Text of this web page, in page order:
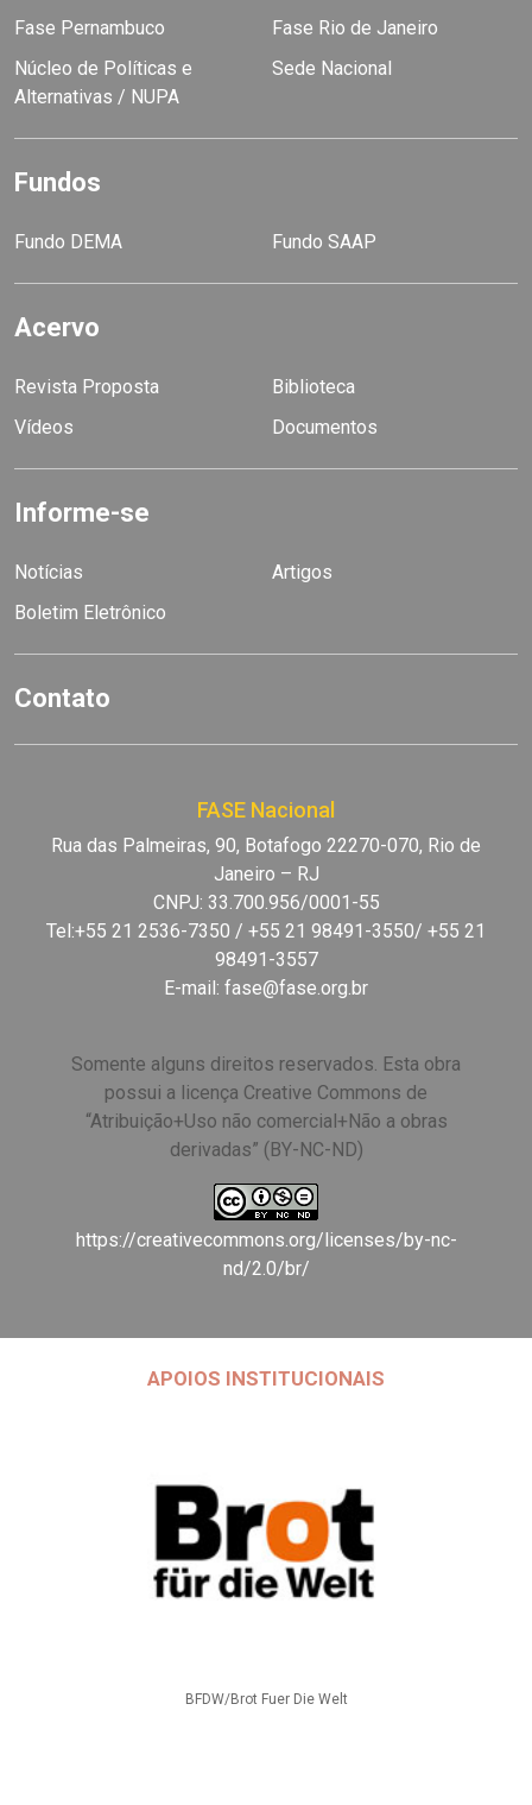
Fase Pernambuco
Fase Rio de Janeiro
Núcleo de Políticas e
Alternativas / NUPA
Sede Nacional
Fundos
Fundo DEMA Fundo SAAP
Acervo
Revista Proposta
Biblioteca
Vídeos
Documentos
Informe-se
Notícias
Artigos
Boletim Eletrônico
Contato
FASE Nacional
Rua das Palmeiras, 90, Botafogo 22270-070, Rio de
Janeiro – RJ
CNPJ: 33.700.956/0001-55
Tel:+55 21 2536-7350 / +55 21 98491-3550/ +55 21
98491-3557
E-mail: fase@fase.org.br
Somente alguns direitos reservados. Esta obra
possui a licença Creative Commons de
“Atribuição+Uso não comercial+Não a obras
derivadas” (BY-NC-ND)
https://creativecommons.org/licenses/by-nc-
nd/2.0/br/
APOIOS INSTITUCIONAIS
BFDW/Brot Fuer Die Welt